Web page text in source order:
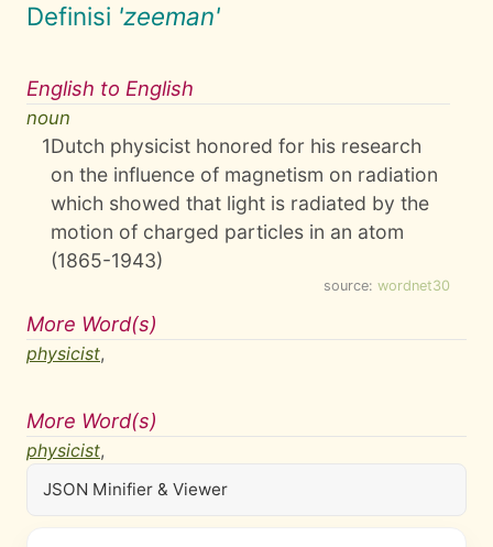
Definisi 'zeeman'
English to English
noun
1Dutch physicist honored for his research
on the influence of magnetism on radiation
which showed that light is radiated by the
motion of charged particles in an atom
(1865-1943)
source: wordnet30
More Word(s)
physicist,
More Word(s)
physicist,
JSON Minifier & Viewer